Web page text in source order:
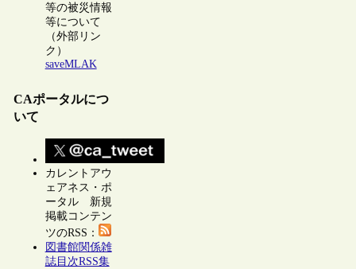
等の被災情報
等について
（外部リン
ク）
saveMLAK
CAポータルにつ
いて
カレントアウ
ェアネス・ポ
ータル 新規
掲載コンテン
ツのRSS：
図書館関係雑
誌目次RSS集